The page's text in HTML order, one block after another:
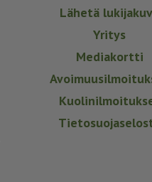
Lähetä
Yritys
Mediakortti